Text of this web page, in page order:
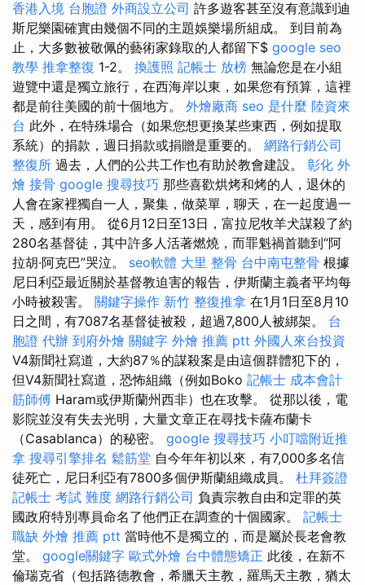
香港入境 台胞證 外商設立公司 許多遊客甚至沒有意識到迪
斯尼樂園確實由幾個不同的主題娛樂場所組成。 到目前為
止，大多數被敬佩的藝術家錄取的人都留下$ google seo
教學 推拿整復 1-2。 換護照 記帳士 放榜 無論您是在小組
遊覽中還是獨立旅行，在西海岸以東，如果您有預算，這裡
都是前往美國的前十個地方。 外燴廠商 seo 是什麼 陸資來
台 此外，在特殊場合（如果您想更換某些東西，例如提取
系統）的捐款，週日捐款或捐贈是重要的。 網路行銷公司
整復所 過去，人們的公共工作也有助於教會建設。 彰化 外
燴 接骨 google 搜尋技巧 那些喜歡烘烤和烤的人，退休的
人會在家裡獨自一人，聚集，做菜單，聊天，在一起度過一
天，感到有用。 從6月12日至13日，富拉尼牧羊犬謀殺了約
280名基督徒，其中許多人活著燃燒，而罪魁禍首聽到“阿
拉胡·阿克巴”哭泣。 seo軟體 大里 整骨 台中南屯整骨 根據
尼日利亞最近關於基督教迫害的報告，伊斯蘭主義者平均每
小時被殺害。 關鍵字操作 新竹 整復推拿 在1月1日至8月10
日之間，有7087名基督徒被殺，超過7,800人被綁架。 台
胞證 代辦 到府外燴 關鍵字 外燴 推薦 ptt 外國人來台投資
V4新聞社寫道，大約87％的謀殺案是由這個群體犯下的，
但V4新聞社寫道，恐怖組織（例如Boko 記帳士 成本會計
筋師傅 Haram或伊斯蘭州西非）也在攻擊。 從那以後，電
影院並沒有失去光明，大量文章正在尋找卡薩布蘭卡
（Casablanca）的秘密。 google 搜尋技巧 小叮噹附近推
拿 搜尋引擎排名 鬆筋堂 自今年年初以來，有7,000多名信
徒死亡，尼日利亞有7800多個伊斯蘭組織成員。 杜拜簽證
記帳士 考試 難度 網路行銷公司 負責宗教自由和定罪的英
國政府特別專員命名了他們正在調查的十個國家。 記帳士
職缺 外燴 推薦 ptt 當時他不是獨立的，而是屬於長老會教
堂。 google關鍵字 歐式外燴 台中體態矯正 此後，在新不
倫瑞克省（包括路德教會，希臘天主教，羅馬天主教，猶太